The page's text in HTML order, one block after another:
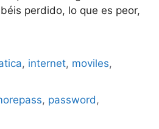
perdido, lo que es peor,
, internet, moviles,
, password ,